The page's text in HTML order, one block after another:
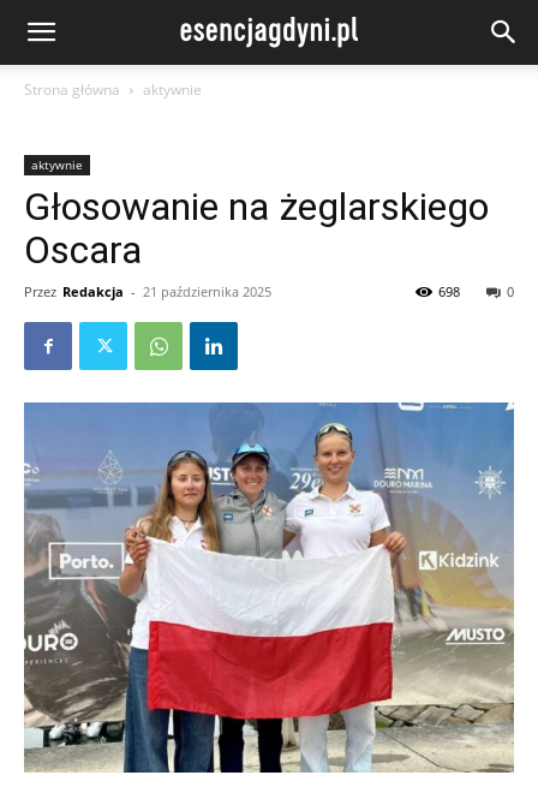
Strona główna aktywnie
aktywnie
Głosowanie na żeglarskiego
Oscara
Przez Redakcja - 21 października 2025 0
698